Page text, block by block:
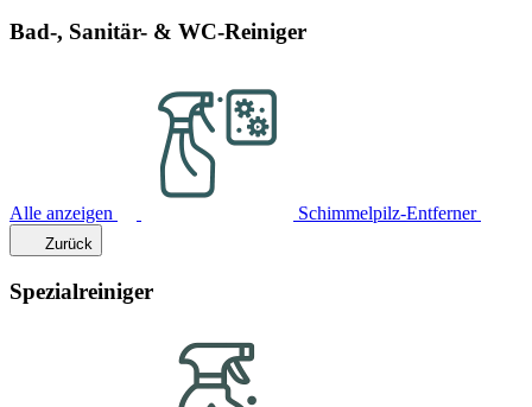
Bad-, Sanitär- & WC-Reiniger
Alle anzeigen Schimmelpilz-Entferner
Zurück
Spezialreiniger